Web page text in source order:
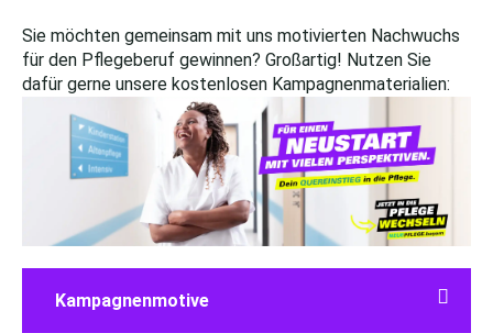
Sie möchten gemeinsam mit uns motivierten Nachwuchs
für den Pflegeberuf gewinnen? Großartig! Nutzen Sie
dafür gerne unsere kostenlosen Kampagnenmaterialien:

Kampagnenmotive